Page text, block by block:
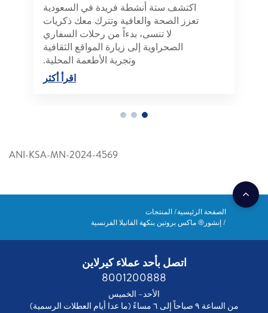
اكتشف ستة أنشطة فريدة في السعودية
تعزز الصحة والعافية وتترك معك ذكريات
لا تنسى، بدءاً من رحلات السفاري
الصحراوية إلى زيارة المواقع الثقافية
وتجربة الأطعمة المحلية.
اقرأ أكثر
ANI-KSA-MN-2024-4569
الصفحة الرئيسية المنتجات
إنشور® ماكس بروتين بنكهة الفانيلا الفرنسية
اتصل بأحد عملاء كيرلاين
8001200888
الأحد– الخميس
من الساعة ٩ صباحاً إلى ٦ مساءً (ما عدا أيام العطلات الرسمية)